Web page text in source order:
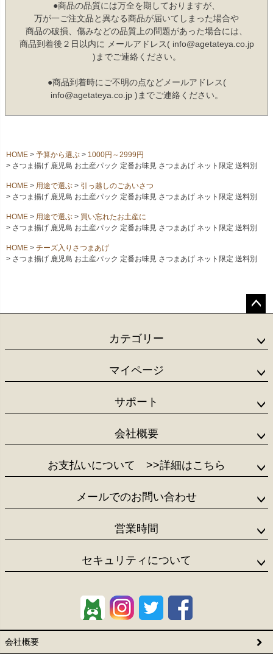
●商品の品質には万全を期しておりますが、
万が一ご注文品と異なる商品が届いてしまった場合や
商品の破損、傷みなどの品質上の問題があった場合には、
商品到着後２日以内に メールアドレス( info@agetateya.co.jp
)までご連絡ください。
●商品到着時にご不明の点などメールアドレス(
info@agetateya.co.jp )までご連絡ください。
HOME 予算から選ぶ
1000円～2999円
さつま揚げ 鹿児島 お土産パック 定番お味見 さつまあげ ネット限定 送料別
HOME 用途で選ぶ
引っ越しのごあいさつ
さつま揚げ 鹿児島 お土産パック 定番お味見 さつまあげ ネット限定 送料別
HOME 用途で選ぶ
買い忘れたお土産に
さつま揚げ 鹿児島 お土産パック 定番お味見 さつまあげ ネット限定 送料別
HOME
チーズ入りさつまあげ
さつま揚げ 鹿児島 お土産パック 定番お味見 さつまあげ ネット限定 送料別
ップ
カテゴリー
マイページ
サポート
会社概要
お支払いについて >>詳細はこちら
メールでのお問い合わせ
営業時間
セキュリティについて
会社概要